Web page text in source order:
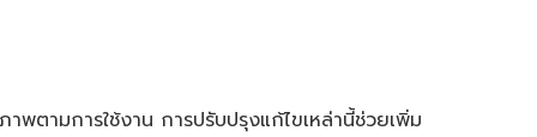
พตามการใช้งาน การปรับปรุงแก้ไขเหล่านี้ช่วยเพิ่ม